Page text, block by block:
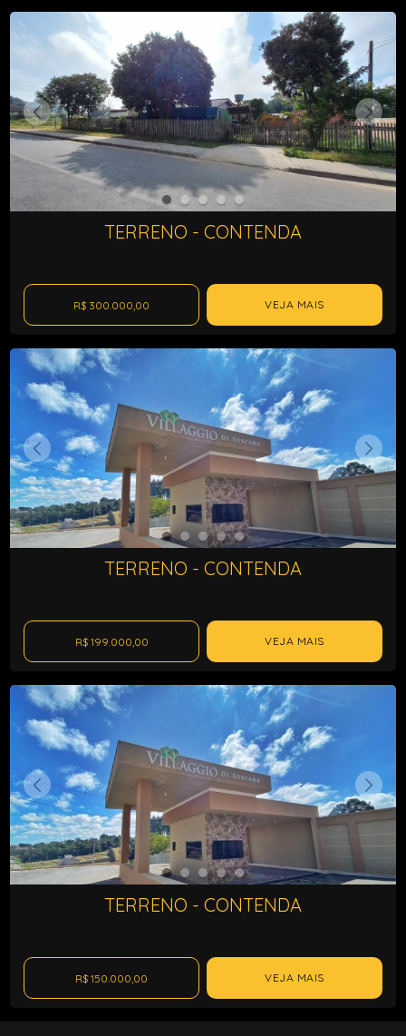
TERRENO - CONTENDA
R$ 300.000,00 VEJA MAIS
TERRENO - CONTENDA
R$ 199.000,00 VEJA MAIS
TERRENO - CONTENDA
R$ 150.000,00 VEJA MAIS